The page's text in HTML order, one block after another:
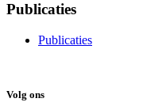
Publicaties
Publicaties
Volg ons